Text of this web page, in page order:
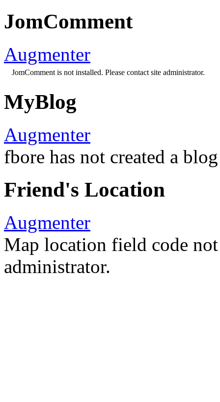
JomComment
Augmenter
JomComment is not installed. Please contact site administrator.
MyBlog
Augmenter
fbore has not created a
Friend's Location
Augmenter
Map location field code
administrator.